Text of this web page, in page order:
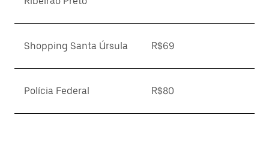
Shopping Santa Úrsula R$69
Polícia Federal R$80